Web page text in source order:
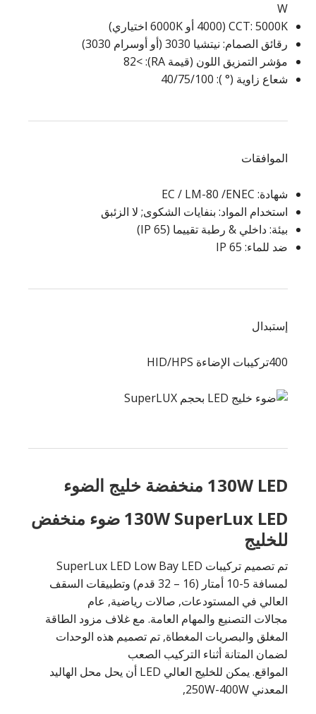
W
CCT: 5000K (4000 أو 6000K اختياري)
رقائق الصمام: نيتشيا 3030 (أو أوسرام 3030)
مؤشر التمزيق اللون (قيمة RA): >82
شعاع زاوية (° ): 40/75/100
الموافقات
شهادة: EC / LM-80 /ENEC
استخدام المواد: بنفايات الشكوى; لا الزئبق
بيئة: داخلي & رطبة تقييما (IP 65)
ضد للماء: IP 65
إستبدال
400تركيبات الإضاءة HID/HPS
130W LED منخفضة خليج الضوء
130W SuperLux LED ضوء منخفض
للخليج
تم تصميم تركيبات SuperLux LED Low Bay LED
لمسافة 5-10 أمتار (16 – 32 قدم) وتطبيقات السقف
العالي في المستودعات, صالات رياضية, عام
مجالات التصنيع والمهام العامة. مع غلاف مزود الطاقة
المغلق والبصريات المغطاة, تم تصميم هذه الوحدات
لضمان المتانة أثناء التركيب الصعب
المواقع. يمكن للخليج العالي LED أن يحل محل الهاليد
المعدني 250W-400W,